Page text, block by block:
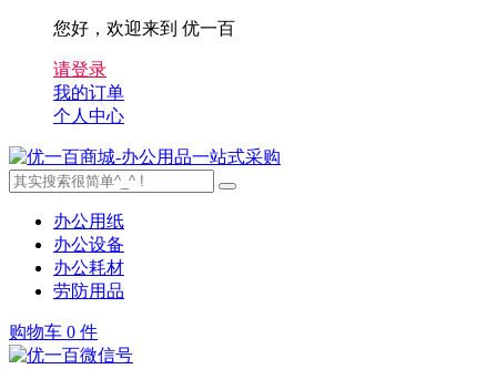
您好，欢迎来到 优一百
请登录
我的订单
个人中心
办公用纸
办公设备
办公耗材
劳防用品
购物车 0 件